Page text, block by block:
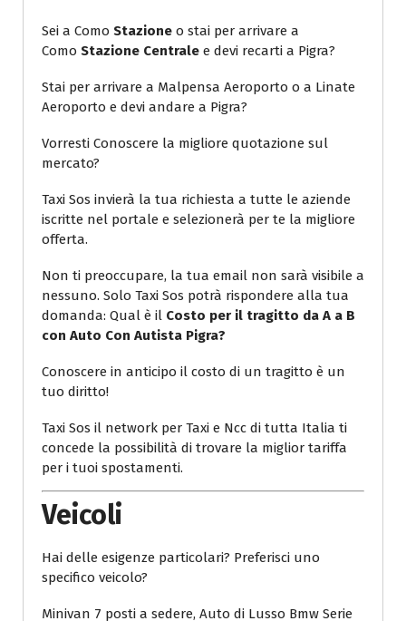
Sei a Como Stazione o stai per arrivare a
Como Stazione Centrale e devi recarti a Pigra?
Stai per arrivare a Malpensa Aeroporto o a Linate
Aeroporto e devi andare a Pigra?
Vorresti Conoscere la migliore quotazione sul
mercato?
Taxi Sos invierà la tua richiesta a tutte le aziende
iscritte nel portale e selezionerà per te la migliore
offerta.
Non ti preoccupare, la tua email non sarà visibile a
nessuno. Solo Taxi Sos potrà rispondere alla tua
domanda: Qual è il Costo per il tragitto da A a B
con Auto Con Autista Pigra?
Conoscere in anticipo il costo di un tragitto è un
tuo diritto!
Taxi Sos il network per Taxi e Ncc di tutta Italia ti
concede la possibilità di trovare la miglior tariffa
per i tuoi spostamenti.
Veicoli
Hai delle esigenze particolari? Preferisci uno
specifico veicolo?
Minivan 7 posti a sedere, Auto di Lusso Bmw Serie